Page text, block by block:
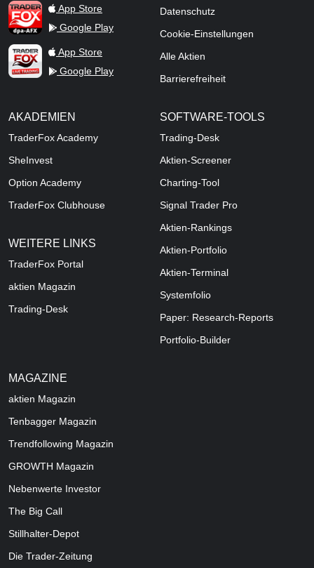
TraderFox dpa-AFX ProFeed
App Store
Google Play
TraderFox Live Trading
App Store
Google Play
Datenschutz
Cookie-Einstellungen
Alle Aktien
Barrierefreiheit
AKADEMIEN
TraderFox Academy
SheInvest
Option Academy
TraderFox Clubhouse
WEITERE LINKS
TraderFox Portal
aktien Magazin
Trading-Desk
SOFTWARE-TOOLS
Trading-Desk
Aktien-Screener
Charting-Tool
Signal Trader Pro
Aktien-Rankings
Aktien-Portfolio
Aktien-Terminal
Systemfolio
Paper: Research-Reports
Portfolio-Builder
MAGAZINE
aktien Magazin
Tenbagger Magazin
Trendfollowing Magazin
GROWTH Magazin
Nebenwerte Investor
The Big Call
Stillhalter-Depot
Die Trader-Zeitung